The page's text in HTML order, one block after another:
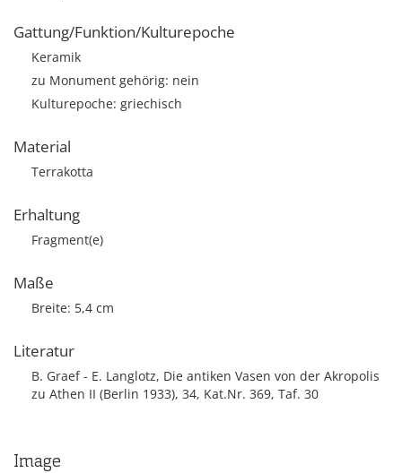
Gattung/Funktion/Kulturepoche
Keramik
zu Monument gehörig: nein
Kulturepoche: griechisch
Material
Terrakotta
Erhaltung
Fragment(e)
Maße
Breite: 5,4 cm
Literatur
B. Graef - E. Langlotz, Die antiken Vasen von der Akropolis
zu Athen II (Berlin 1933), 34, Kat.Nr. 369, Taf. 30
Image